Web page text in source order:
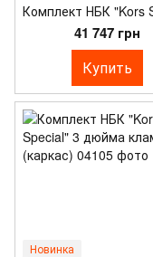
41 747 грн
Купить
Новинка